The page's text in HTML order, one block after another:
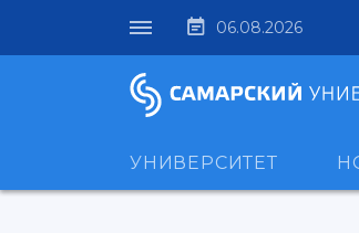
06.08.2026
УНИВЕРСИТЕТ